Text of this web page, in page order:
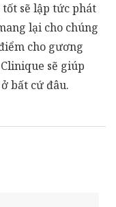
sẽ lập tức phát
lại cho chúng
cho gương
sẽ giúp
bất cứ đâu.